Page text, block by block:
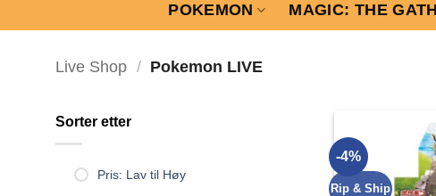
POKEMON MAGIC: THE
Live Shop / Pokemon LIVE
Sorter etter
Pris: Lav til Høy
-4%
Rip & Ship